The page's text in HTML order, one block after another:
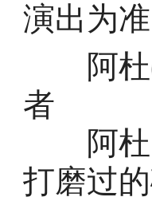
演出为准
阿杜
者
阿杜
打磨过